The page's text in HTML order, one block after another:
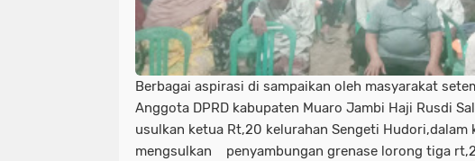
Berbagai aspirasi di sampaikan oleh masyarakat
Anggota DPRD kabupaten Muaro Jambi Haji Rusdi
usulkan ketua Rt,20 kelurahan Sengeti Hudori,dalam
mengsulkan penyambungan grenase lorong tiga